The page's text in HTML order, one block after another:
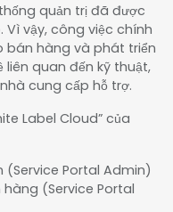
quản trị đã được
vậy, công việc chính
bán hàng và phát triển
liên quan đến kỹ thuật,
cung cấp hỗ trợ.
Label Cloud” của
(Service Portal Admin)
(Service Portal